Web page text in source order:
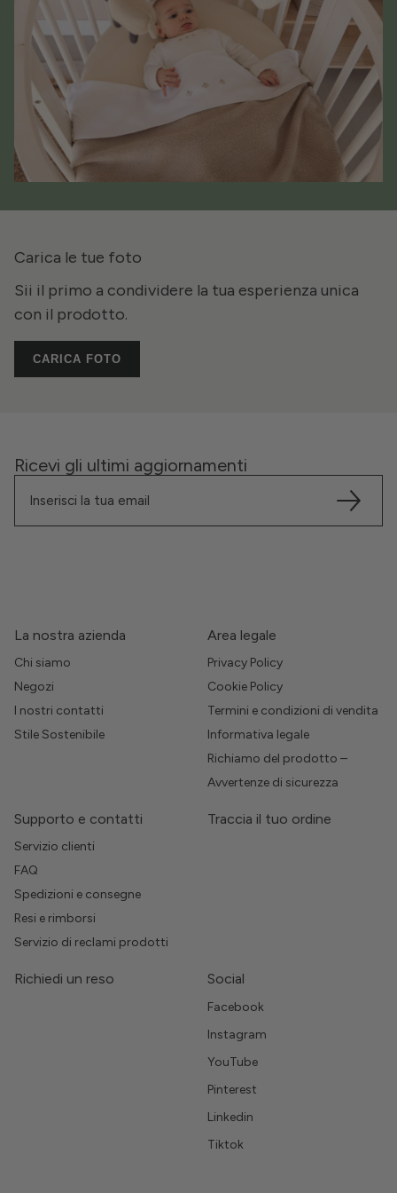
Carica le tue foto
Sii il primo a condividere la tua esperienza unica
con il prodotto.
CARICA FOTO
Ricevi gli ultimi aggiornamenti
La nostra azienda
Chi siamo
Negozi
I nostri contatti
Stile Sostenibile
Area legale
Privacy Policy
Cookie Policy
Termini e condizioni di vendita
Informativa legale
Richiamo del prodotto –
Avvertenze di sicurezza
Supporto e contatti
Servizio clienti
FAQ
Spedizioni e consegne
Resi e rimborsi
Servizio di reclami prodotti
Traccia il tuo ordine
Richiedi un reso Social
Facebook
Instagram
YouTube
Pinterest
Linkedin
Tiktok